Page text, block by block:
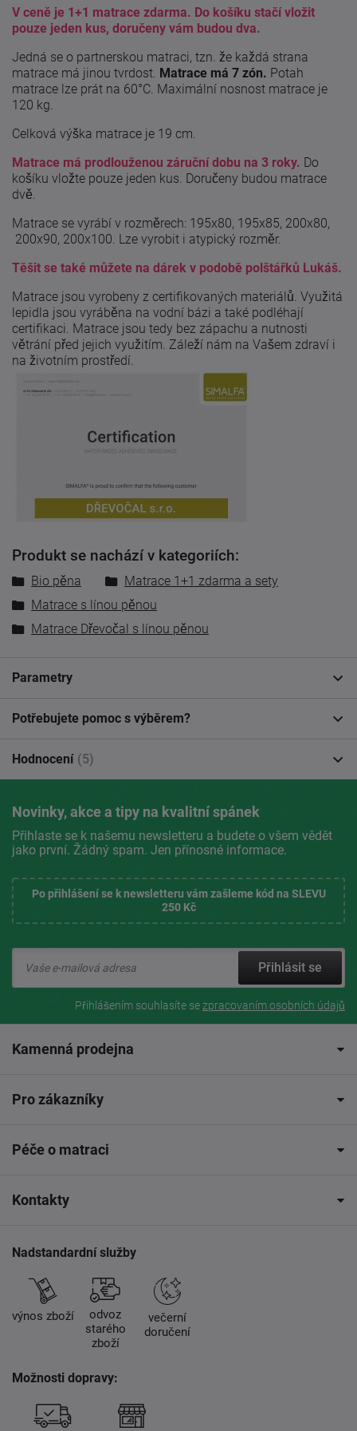
V ceně je 1+1 matrace zdarma. Do košíku stačí vložit
pouze jeden kus, doručeny vám budou dva.
Jedná se o partnerskou matraci, tzn. že každá strana
matrace má jinou tvrdost. Matrace má 7 zón. Potah
matrace lze prát na 60°C. Maximální nosnost matrace je
120 kg.
Celková výška matrace je 19 cm.
Matrace má prodlouženou záruční dobu na 3 roky. Do
košíku vložte pouze jeden kus. Doručeny budou matrace
dvě.
Matrace se vyrábí v rozměrech: 195x80, 195x85, 200x80,
200x90, 200x100. Lze vyrobit i atypický rozměr.
Těšit se také můžete na dárek v podobě polštářků Lukáš.
Matrace jsou vyrobeny z certifikovaných materiálů. Využitá
lepidla jsou vyráběna na vodní bázi a také podléhají
certifikaci. Matrace jsou tedy bez zápachu a nutnosti
větrání před jejich využitím. Záleží nám na Vašem zdraví i
na životním prostředí.
Produkt se nachází v kategoriích:
Bio pěna
Matrace 1+1 zdarma a sety
Matrace s línou pěnou
Matrace Dřevočal s línou pěnou
Parametry
Potřebujete pomoc s výběrem?
Hodnocení (5)
Novinky, akce a tipy na kvalitní spánek
Přihlaste se k našemu newsletteru a budete o všem vědět
jako první. Žádný spam. Jen přínosné informace.
Po přihlášení se k newsletteru vám zašleme kód na SLEVU
250 Kč
Přihlásit se
Přihlášením souhlasíte sezpracovaním osobních údajů
Kamenná prodejna
Pro zákazníky
Péče o matraci
Kontakty
Nadstandardní služby
výnos zboží
odvoz
starého
zboží
večerní
doručení
Možnosti dopravy: